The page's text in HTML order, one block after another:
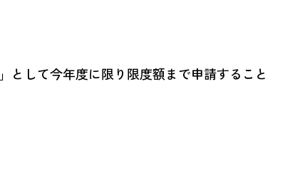
して今年度に限り限度額まで申請すること